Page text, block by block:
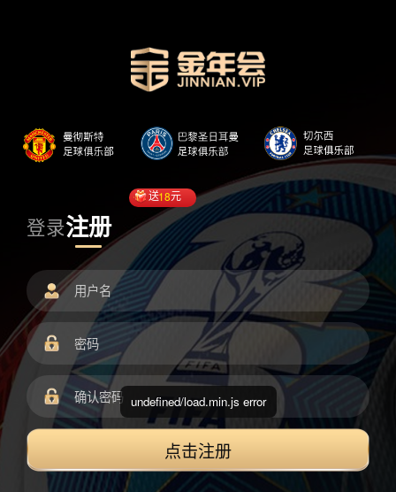
登录注册
送18元
点击注册
undefined/load.min.js error